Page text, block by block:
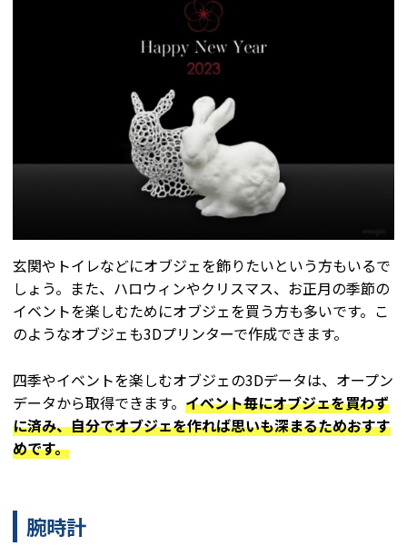
玄関やトイレなどにオブジェを飾りたいという方もいるで
しょう。また、ハロウィンやクリスマス、お正月の季節の
イベントを楽しむためにオブジェを買う方も多いです。こ
のようなオブジェも3Dプリンターで作成できます。
四季やイベントを楽しむオブジェの3Dデータは、オープン
データから取得できます。 イベント毎にオブジェを買わず
に済み、自分でオブジェを作れば思いも深まるためおすす
めです。
腕時計